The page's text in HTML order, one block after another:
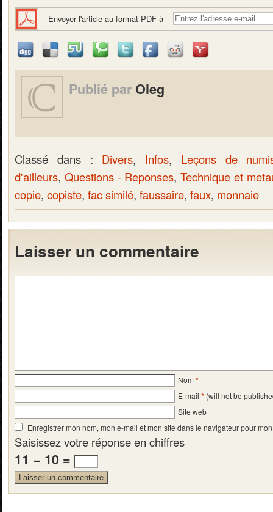
Envoyer l'article au format PDF à
Publié par Oleg
Classé dans : Divers, Infos, Leçons de
d'ailleurs, Questions - Reponses,Technique et
copie, copiste, fac similé, faussaire, faux, monnaie
Laisser un commentaire
Nom *
E-mail * (will not be
Site web
Enregistrer mon nom, mon e-mail et mon site dans le navigateur pour
Saisissez votre réponse en chiffres
11 − 10 =